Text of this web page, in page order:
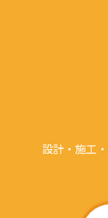
設計・施工